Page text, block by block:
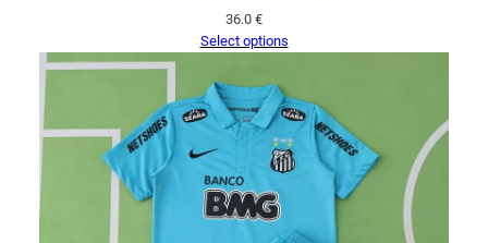
36.0 €
Select options